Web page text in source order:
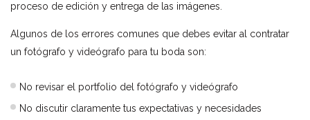
proceso de edición y entrega de las imágenes.
Algunos de los errores comunes que debes evitar al contratar
un fotógrafo y videógrafo para tu boda son:
No revisar el portfolio del fotógrafo y videógrafo
No discutir claramente tus expectativas y necesidades